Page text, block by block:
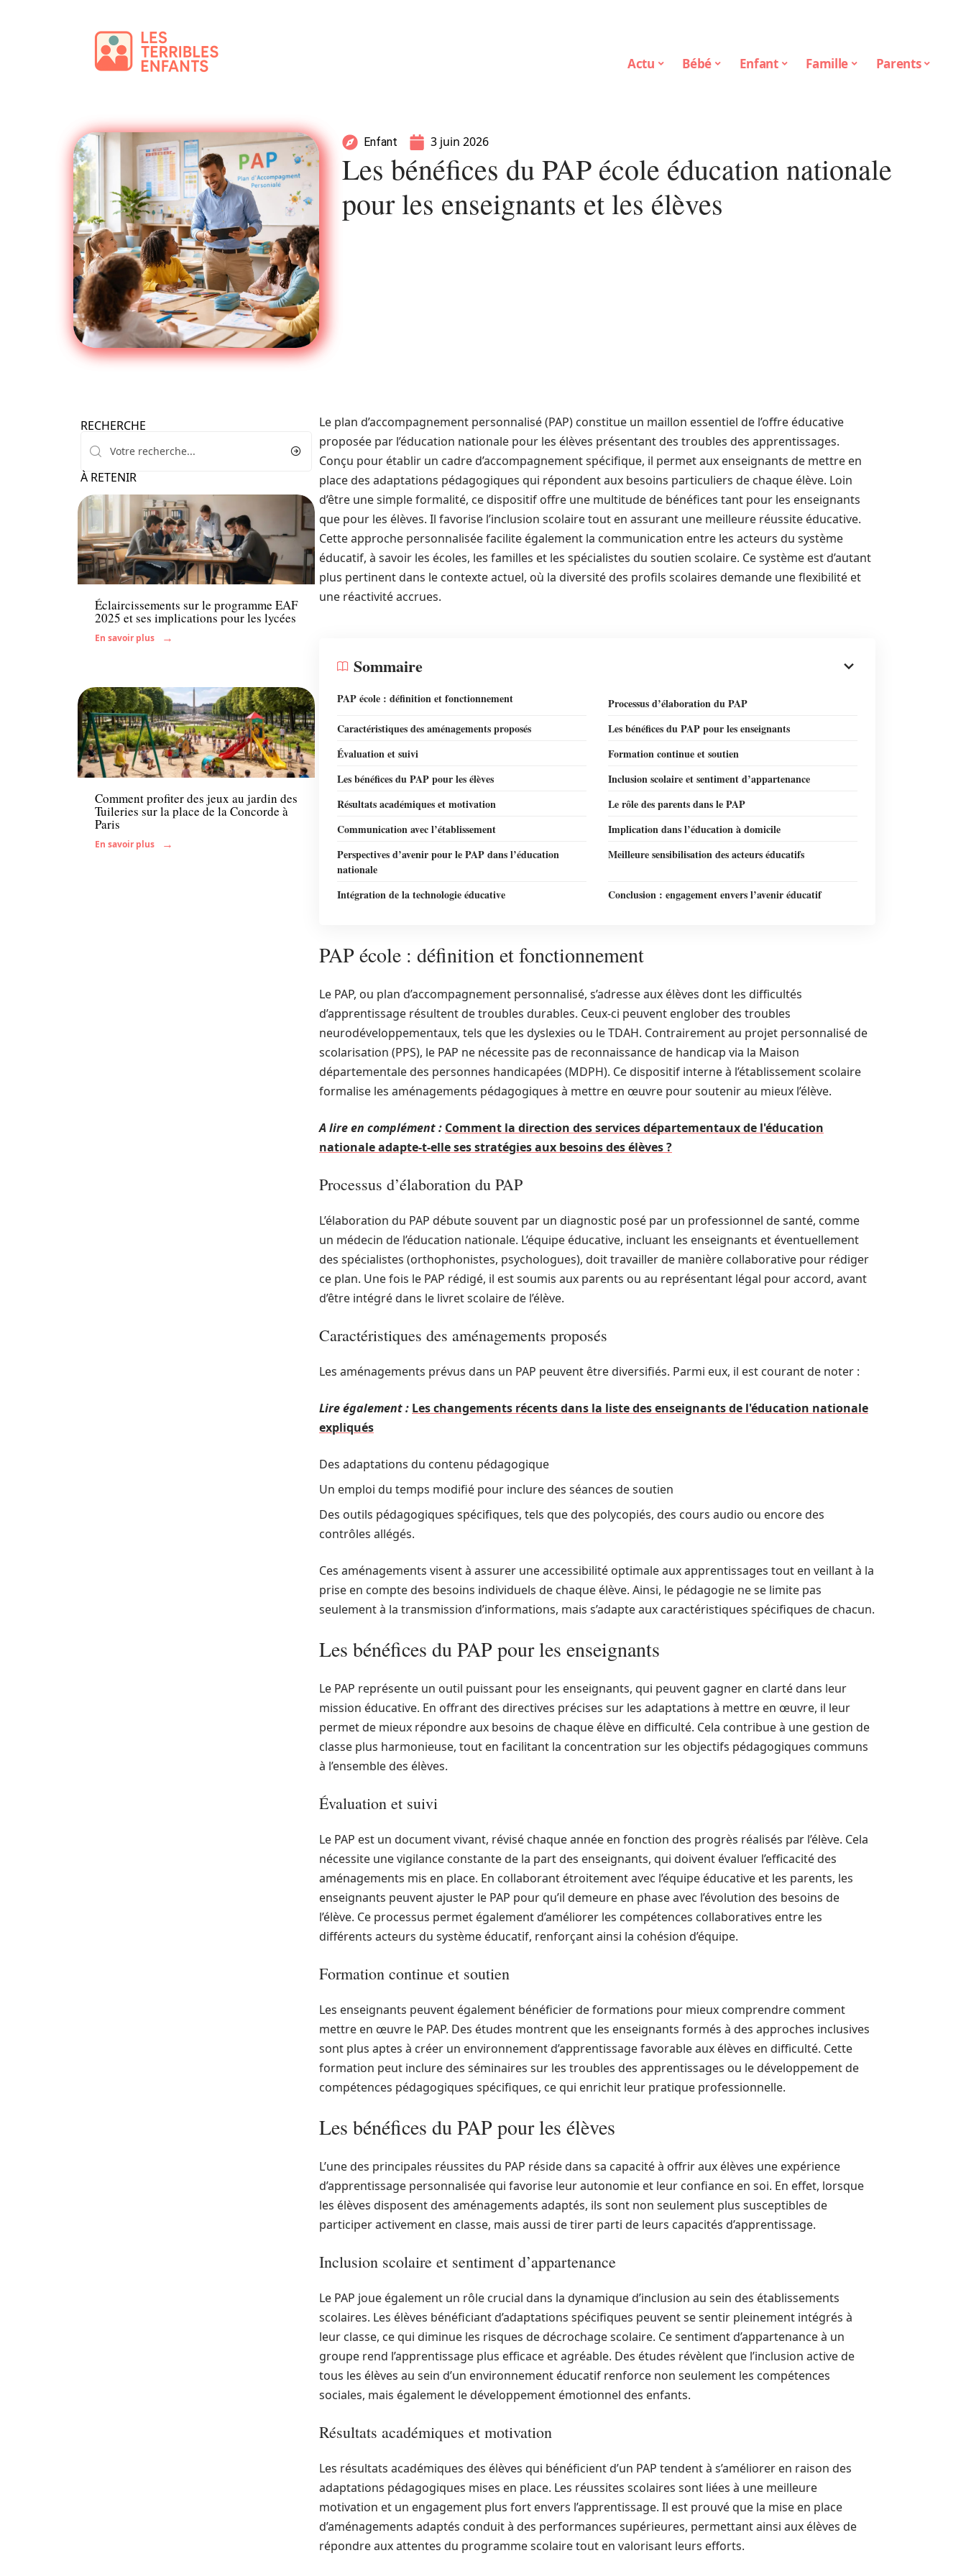
Actu Bébé Enfant Famille Parents
Enfant 3 juin 2026
Les bénéfices du PAP école éducation nationale
pour les enseignants et les élèves
RECHERCHE
À RETENIR
Enfant
Éclaircissements sur le programme EAF
2025 et ses implications pour les lycées
En savoir plus
Famille
Comment profiter des jeux au jardin des
Tuileries sur la place de la Concorde à
Paris
En savoir plus
Le plan d’accompagnement personnalisé (PAP) constitue un maillon essentiel de l’offre éducative
proposée par l’éducation nationale pour les élèves présentant des troubles des apprentissages.
Conçu pour établir un cadre d’accompagnement spécifique, il permet aux enseignants de mettre en
place des adaptations pédagogiques qui répondent aux besoins particuliers de chaque élève. Loin
d’être une simple formalité, ce dispositif offre une multitude de bénéfices tant pour les enseignants
que pour les élèves. Il favorise l’inclusion scolaire tout en assurant une meilleure réussite éducative.
Cette approche personnalisée facilite également la communication entre les acteurs du système
éducatif, à savoir les écoles, les familles et les spécialistes du soutien scolaire. Ce système est d’autant
plus pertinent dans le contexte actuel, où la diversité des profils scolaires demande une flexibilité et
une réactivité accrues.
Sommaire
PAP école : définition et fonctionnement
Processus d’élaboration du PAP
Caractéristiques des aménagements proposés
Les bénéfices du PAP pour les enseignants
Évaluation et suivi
Formation continue et soutien
Les bénéfices du PAP pour les élèves
Inclusion scolaire et sentiment d’appartenance
Résultats académiques et motivation
Le rôle des parents dans le PAP
Communication avec l’établissement
Implication dans l’éducation à domicile
Perspectives d’avenir pour le PAP dans l’éducation
nationale
Meilleure sensibilisation des acteurs éducatifs
Intégration de la technologie éducative Conclusion : engagement envers l’avenir éducatif
PAP école : définition et fonctionnement
Le PAP, ou plan d’accompagnement personnalisé, s’adresse aux élèves dont les difficultés
d’apprentissage résultent de troubles durables. Ceux-ci peuvent englober des troubles
neurodéveloppementaux, tels que les dyslexies ou le TDAH. Contrairement au projet personnalisé de
scolarisation (PPS), le PAP ne nécessite pas de reconnaissance de handicap via la Maison
départementale des personnes handicapées (MDPH). Ce dispositif interne à l’établissement scolaire
formalise les aménagements pédagogiques à mettre en œuvre pour soutenir au mieux l’élève.
A lire en complément : Comment la direction des services départementaux de l'éducation
nationale adapte-t-elle ses stratégies aux besoins des élèves ?
Processus d’élaboration du PAP
L’élaboration du PAP débute souvent par un diagnostic posé par un professionnel de santé, comme
un médecin de l’éducation nationale. L’équipe éducative, incluant les enseignants et éventuellement
des spécialistes (orthophonistes, psychologues), doit travailler de manière collaborative pour rédiger
ce plan. Une fois le PAP rédigé, il est soumis aux parents ou au représentant légal pour accord, avant
d’être intégré dans le livret scolaire de l’élève.
Caractéristiques des aménagements proposés
Les aménagements prévus dans un PAP peuvent être diversifiés. Parmi eux, il est courant de noter :
Lire également : Les changements récents dans la liste des enseignants de l'éducation nationale
expliqués
Des adaptations du contenu pédagogique
Un emploi du temps modifié pour inclure des séances de soutien
Des outils pédagogiques spécifiques, tels que des polycopiés, des cours audio ou encore des
contrôles allégés.
Ces aménagements visent à assurer une accessibilité optimale aux apprentissages tout en veillant à la
prise en compte des besoins individuels de chaque élève. Ainsi, le pédagogie ne se limite pas
seulement à la transmission d’informations, mais s’adapte aux caractéristiques spécifiques de chacun.
Les bénéfices du PAP pour les enseignants
Le PAP représente un outil puissant pour les enseignants, qui peuvent gagner en clarté dans leur
mission éducative. En offrant des directives précises sur les adaptations à mettre en œuvre, il leur
permet de mieux répondre aux besoins de chaque élève en difficulté. Cela contribue à une gestion de
classe plus harmonieuse, tout en facilitant la concentration sur les objectifs pédagogiques communs
à l’ensemble des élèves.
Évaluation et suivi
Le PAP est un document vivant, révisé chaque année en fonction des progrès réalisés par l’élève. Cela
nécessite une vigilance constante de la part des enseignants, qui doivent évaluer l’efficacité des
aménagements mis en place. En collaborant étroitement avec l’équipe éducative et les parents, les
enseignants peuvent ajuster le PAP pour qu’il demeure en phase avec l’évolution des besoins de
l’élève. Ce processus permet également d’améliorer les compétences collaboratives entre les
différents acteurs du système éducatif, renforçant ainsi la cohésion d’équipe.
Formation continue et soutien
Les enseignants peuvent également bénéficier de formations pour mieux comprendre comment
mettre en œuvre le PAP. Des études montrent que les enseignants formés à des approches inclusives
sont plus aptes à créer un environnement d’apprentissage favorable aux élèves en difficulté. Cette
formation peut inclure des séminaires sur les troubles des apprentissages ou le développement de
compétences pédagogiques spécifiques, ce qui enrichit leur pratique professionnelle.
Les bénéfices du PAP pour les élèves
L’une des principales réussites du PAP réside dans sa capacité à offrir aux élèves une expérience
d’apprentissage personnalisée qui favorise leur autonomie et leur confiance en soi. En effet, lorsque
les élèves disposent des aménagements adaptés, ils sont non seulement plus susceptibles de
participer activement en classe, mais aussi de tirer parti de leurs capacités d’apprentissage.
Inclusion scolaire et sentiment d’appartenance
Le PAP joue également un rôle crucial dans la dynamique d’inclusion au sein des établissements
scolaires. Les élèves bénéficiant d’adaptations spécifiques peuvent se sentir pleinement intégrés à
leur classe, ce qui diminue les risques de décrochage scolaire. Ce sentiment d’appartenance à un
groupe rend l’apprentissage plus efficace et agréable. Des études révèlent que l’inclusion active de
tous les élèves au sein d’un environnement éducatif renforce non seulement les compétences
sociales, mais également le développement émotionnel des enfants.
Résultats académiques et motivation
Les résultats académiques des élèves qui bénéficient d’un PAP tendent à s’améliorer en raison des
adaptations pédagogiques mises en place. Les réussites scolaires sont liées à une meilleure
motivation et un engagement plus fort envers l’apprentissage. Il est prouvé que la mise en place
d’aménagements adaptés conduit à des performances supérieures, permettant ainsi aux élèves de
répondre aux attentes du programme scolaire tout en valorisant leurs efforts.